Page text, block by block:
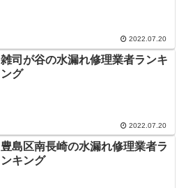
2022.07.20
雑司が谷の水漏れ修理業者ランキ
ング
2022.07.20
豊島区南長崎の水漏れ修理業者ラ
ンキング